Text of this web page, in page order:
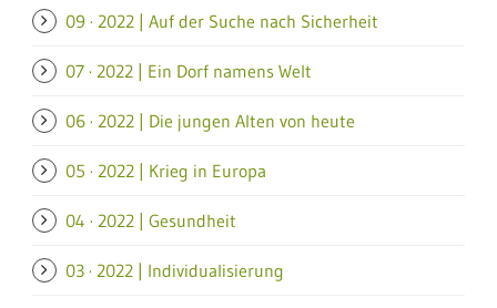
09 · 2022 | Auf der Suche nach Sicherheit
07 · 2022 | Ein Dorf namens Welt
06 · 2022 | Die jungen Alten von heute
05 · 2022 | Krieg in Europa
04 · 2022 | Gesundheit
03 · 2022 | Individualisierung